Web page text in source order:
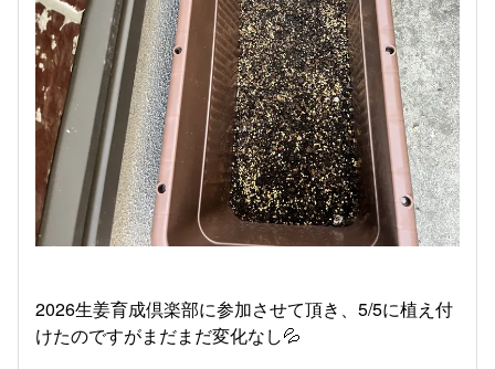
2026生姜育成倶楽部に参加させて頂き、5/5に植え付
けたのですがまだまだ変化なし💦